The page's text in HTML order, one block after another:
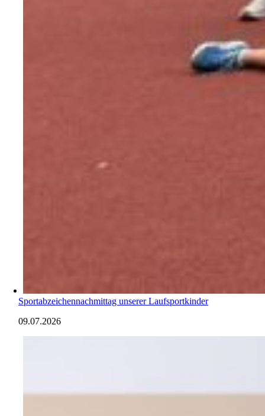
Sportabzeichennachmittag unserer Laufsportkinder
09.07.2026